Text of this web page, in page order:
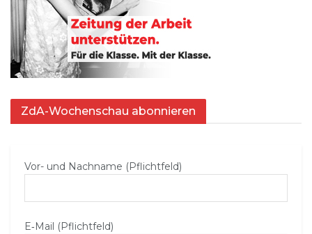
ZdA-Wochenschau abonnieren
Vor- und Nachname (Pflichtfeld)
E‑Mail (Pflichtfeld)